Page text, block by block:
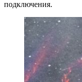
подключения.